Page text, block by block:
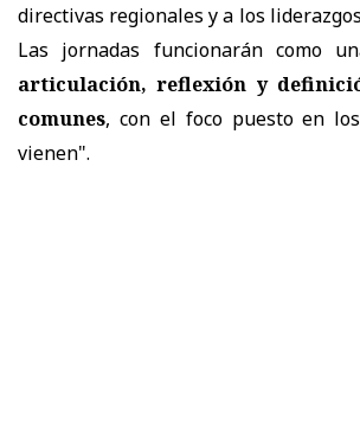
directivas regionales y a los
Las jornadas funcionarán como
articulación, reflexión y
comunes, con el foco puesto en
vienen".